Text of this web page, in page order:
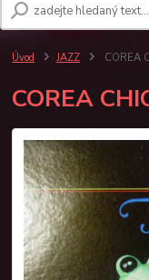
Úvod JAZZ COREA
COREA